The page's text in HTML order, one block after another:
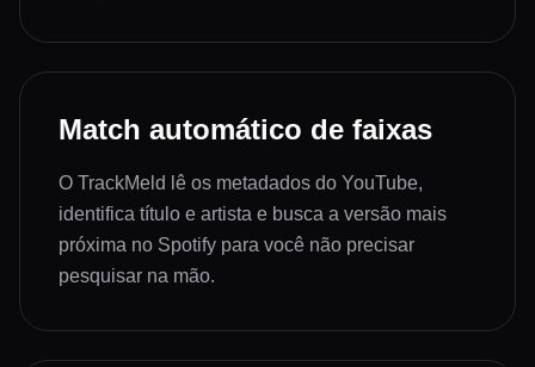
Match automático de faixas
O TrackMeld lê os metadados do YouTube,
identifica título e artista e busca a versão mais
próxima no Spotify para você não precisar
pesquisar na mão.